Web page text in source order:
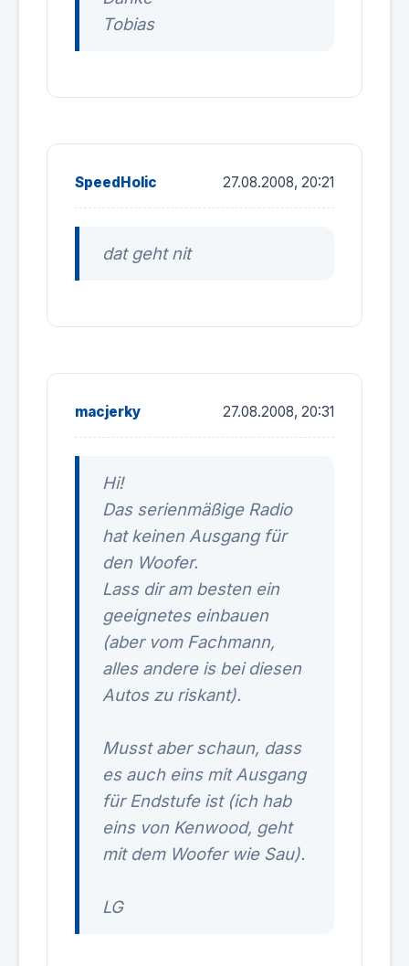
Tobias
SpeedHolic 27.08.2008, 20:21
dat geht nit
macjerky 27.08.2008, 20:31
Hi!
Das serienmäßige Radio
hat keinen Ausgang für
den Woofer.
Lass dir am besten ein
geeignetes einbauen
(aber vom Fachmann,
alles andere is bei diesen
Autos zu riskant).
Musst aber schaun, dass
es auch eins mit Ausgang
für Endstufe ist (ich hab
eins von Kenwood, geht
mit dem Woofer wie Sau).
LG